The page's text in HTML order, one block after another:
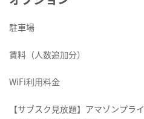
駐車場
賃料（人数追加分）
WiFi利用料金
【サブスク見放題】アマゾンプライ